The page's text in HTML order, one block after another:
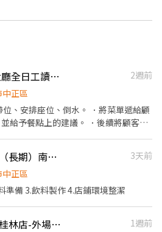
👍 王品牛排羅斯褔店 大廳全日工讀（晚班工讀等，意者內洽）
2週前
正區
、安排座位、倒水。 ．將菜單遞給顧
給予餐點上的建議。 ．後續將顧客點
👍 拾汣茶屋誠徵早晚班（長期）南陽/三重
3天前
正區
準備 3.飲料製作 4.店鋪環境整潔
👍 【北村豆腐家】萬華桂林店-外場計時
1週前